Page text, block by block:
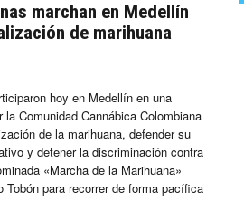
marchan en Medellín
de marihuana
hoy en Medellín en una
la Comunidad Cannábica Colombiana
de la marihuana, defender su
y detener la discriminación contra
«Marcha de la Marihuana»
Tobón para recorrer de forma pacífica